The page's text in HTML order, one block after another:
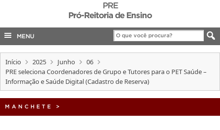
Acesso à informação
Legislação
Canais
COBALTO
CONCURSOS
EDITAIS
INTERNACIONAL
PRE
Pró-Reitoria de Ensino
MENU
Início 2025 Junho
06
PRE seleciona Coordenadores de Grupo e Tutores para o PET Saúde –
Informação e Saúde Digital (Cadastro de Reserva)
MANCHETE >